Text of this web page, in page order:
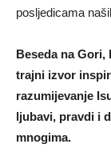
posljedicama
Beseda na
trajni izvor
razumijevanje
ljubavi, pravdi i
mnogima.